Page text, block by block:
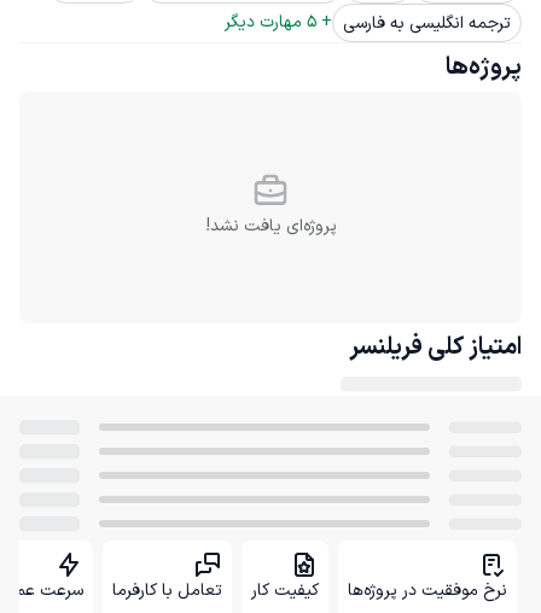
ترجمه انگلیسی به فارسی +
5 مهارت دیگر
پروژه‌ها
پروژه‌ای یافت نشد!
امتیاز کلی فریلنسر
نرخ موفقیت در پروژه‌ها کیفیت کار تعامل با کارفرما سرعت عمل